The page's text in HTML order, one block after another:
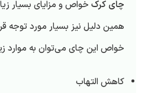
چای کرک خواص و مزایای بسیار
همین دلیل نیز بسیار مورد توجه
خواص این چای می‌توان به موارد
کاهش التهاب